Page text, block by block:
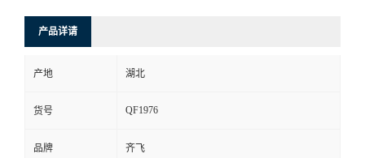
产品详请
产地 湖北
货号 QF1976
品牌 齐飞